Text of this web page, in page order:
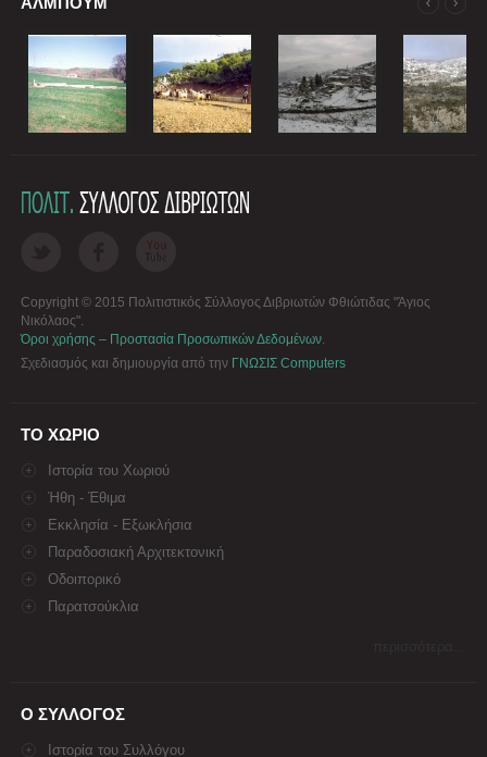
Copyright © 2015 Πολιτιστικός Σύλλογος Διβριωτών Φθιώτιδας "Άγιος
Νικόλαος".
Όροι χρήσης – Προστασία Προσωπικών Δεδομένων.
Σχεδιασμός και δημιουργία από την ΓΝΩΣΙΣ Computers
ΤΟ ΧΩΡΙΟ
Ιστορία του Χωριού
Ήθη - Έθιμα
Εκκλησία - Εξωκλήσια
Παραδοσιακή Αρχιτεκτονική
Οδοιπορικό
Παρατσούκλια
Ο ΣΥΛΛΟΓΟΣ
Ιστορία του Συλλόγου